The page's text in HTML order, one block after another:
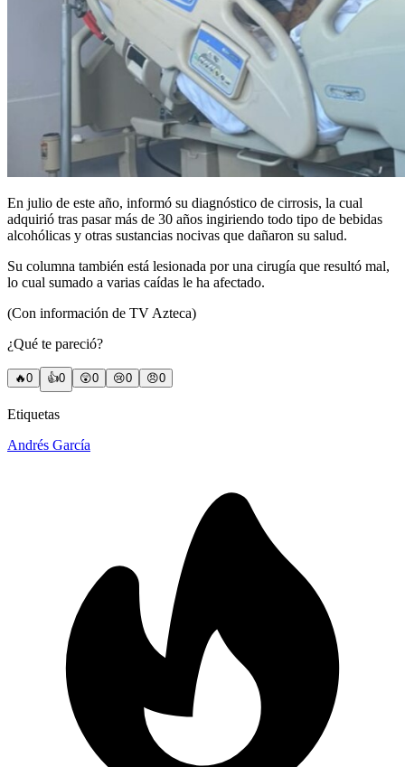
En julio de este año, informó su diagnóstico de cirrosis, la cual
adquirió tras pasar más de 30 años ingiriendo todo tipo de bebidas
alcohólicas y otras sustancias nocivas que dañaron su salud.
Su columna también está lesionada por una cirugía que resultó mal,
lo cual sumado a varias caídas le ha afectado.
(Con información de TV Azteca)
¿Qué te pareció?
🔥0 👍0 😲0 😢0 😠0
Etiquetas
Andrés García